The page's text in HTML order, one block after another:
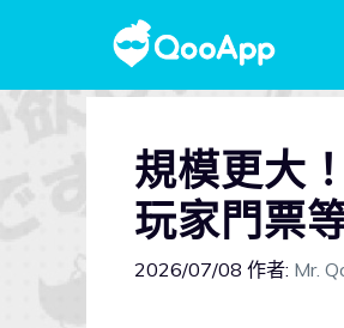
規模更大
玩家門票
2026/07/08 作者: Mr.